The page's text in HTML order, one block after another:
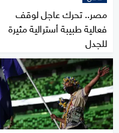
مصر.. تحرك عاجل لوقف
فعالية طبيبة أسترالية مثيرة
للجدل